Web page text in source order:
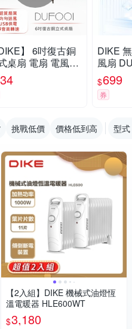
】 6吋復古銅
桌扇 電扇 電風扇
DIKE 無段式柔風夾式
風
$699
券
挑戰低價 價格低到高 型式
【2入組】DIKE 機械式油燈恆
溫電暖器 HLE600WT
$3,180